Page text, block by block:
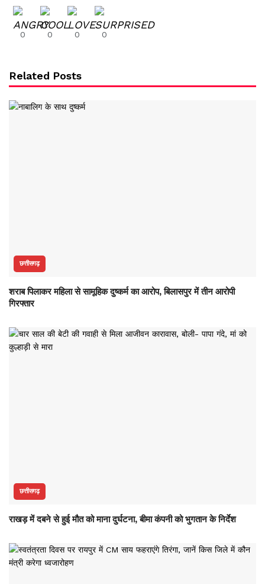
0 0 0 0
Related Posts
छत्तीसगढ़
शराब पिलाकर महिला से सामूहिक दुष्कर्म का आरोप, बिलासपुर में तीन आरोपी
गिरफ्तार
छत्तीसगढ़
राखड़ में दबने से हुई मौत को माना दुर्घटना, बीमा कंपनी को भुगतान के निर्देश